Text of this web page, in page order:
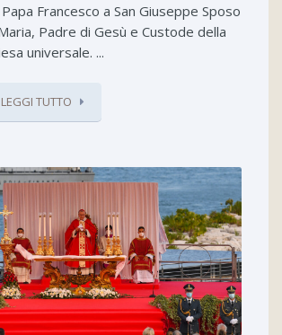
Francesco a San Giuseppe Sposo
Padre di Gesù e Custode della
universale. ...
LEGGI TUTTO